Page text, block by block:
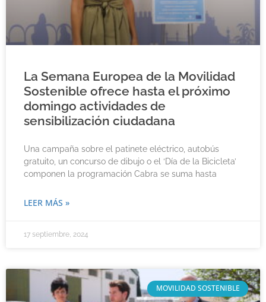
La Semana Europea de la Movilidad
Sostenible ofrece hasta el próximo
domingo actividades de
sensibilización ciudadana
Una campaña sobre el patinete eléctrico, autobús
gratuito, un concurso de dibujo o el ‘Día de la Bicicleta’
componen la programación Cabra se suma hasta
LEER MÁS »
17 septiembre, 2024
MOVILIDAD SOSTENIBLE